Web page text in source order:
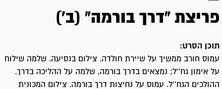
פריצת "דרך בורמה" (ב')
תוכן הסרט:
עמוס חורב ממשיך על שיירת חולדה. צילום בנסיעה. שלמה שילוח
על אימון גח''ל; נמצאים בדרך בורמה, שלמה על ההליכה בדרך.
ההולכים הגח''ל. עמוס על נחיצות דרך בורמה. צילום המכונית